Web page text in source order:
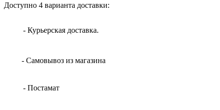
Доступно 4 варианта доставки:
- Курьерская доставка.
- Самовывоз из магазина
- Постамат